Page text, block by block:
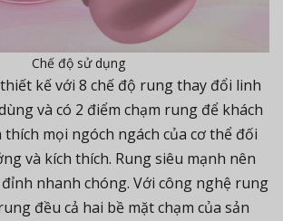
Chế độ sử dụng
kế với 8 chế độ rung thay đổi linh
và có 2 điểm chạm rung để khách
thích mọi ngóch ngách của cơ thể đối
và kích thích. Rung siêu mạnh nên
nhanh chóng. Với công nghệ rung
đều cả hai bề mặt chạm của sản